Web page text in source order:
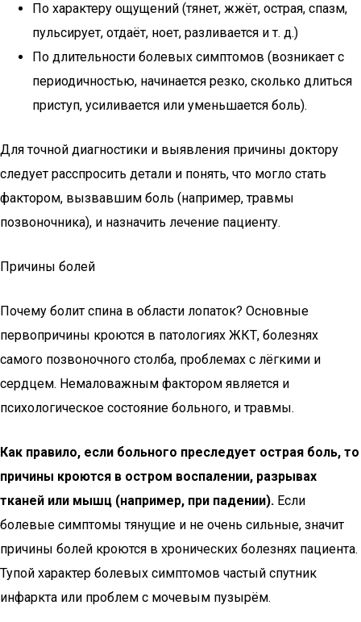
По характеру ощущений (тянет, жжёт, острая, спазм,
пульсирует, отдаёт, ноет, разливается и т. д.)
По длительности болевых симптомов (возникает с
периодичностью, начинается резко, сколько длиться
приступ, усиливается или уменьшается боль).
Для точной диагностики и выявления причины доктору
следует расспросить детали и понять, что могло стать
фактором, вызвавшим боль (например, травмы
позвоночника), и назначить лечение пациенту.
Причины болей
Почему болит спина в области лопаток? Основные
первопричины кроются в патологиях ЖКТ, болезнях
самого позвоночного столба, проблемах с лёгкими и
сердцем. Немаловажным фактором является и
психологическое состояние больного, и травмы.
Как правило, если больного преследует острая боль, то
причины кроются в остром воспалении, разрывах
тканей или мышц (например, при падении). Если
болевые симптомы тянущие и не очень сильные, значит
причины болей кроются в хронических болезнях пациента.
Тупой характер болевых симптомов частый спутник
инфаркта или проблем с мочевым пузырём.